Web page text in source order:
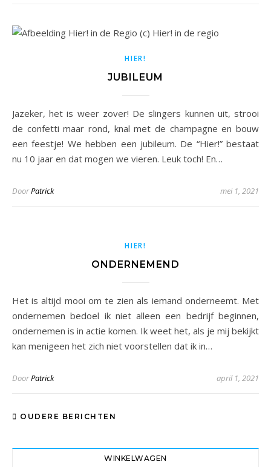
HIER!
JUBILEUM
Jazeker, het is weer zover! De slingers kunnen uit, strooi
de confetti maar rond, knal met de champagne en bouw
een feestje! We hebben een jubileum. De “Hier!” bestaat
nu 10 jaar en dat mogen we vieren. Leuk toch! En…
DoorPatrick mei 1, 2021
HIER!
ONDERNEMEND
Het is altijd mooi om te zien als iemand onderneemt. Met
ondernemen bedoel ik niet alleen een bedrijf beginnen,
ondernemen is in actie komen. Ik weet het, als je mij bekijkt
kan menigeen het zich niet voorstellen dat ik in…
DoorPatrick april 1, 2021
OUDERE BERICHTEN
WINKELWAGEN